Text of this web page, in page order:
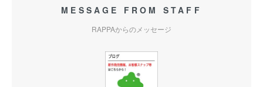
MESSAGE FROM STAFF
RAPPAからのメッセージ